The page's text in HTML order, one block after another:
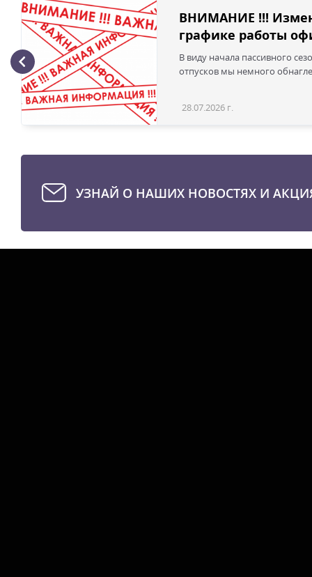
ВНИМАНИЕ !!!
графике работы
В виду начала пассивного
отпусков мы немного
28.07.2026 г.
УЗНАЙ О НАШИХ НОВОСТЯХ И